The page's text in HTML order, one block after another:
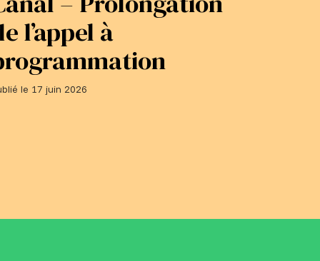
l’appel à
le 17 juin 2026